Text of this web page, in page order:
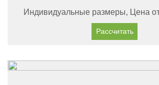
Индивидуальные размеры, Цена
Рассчитать